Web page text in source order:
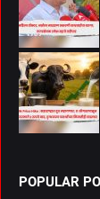
POPULAR